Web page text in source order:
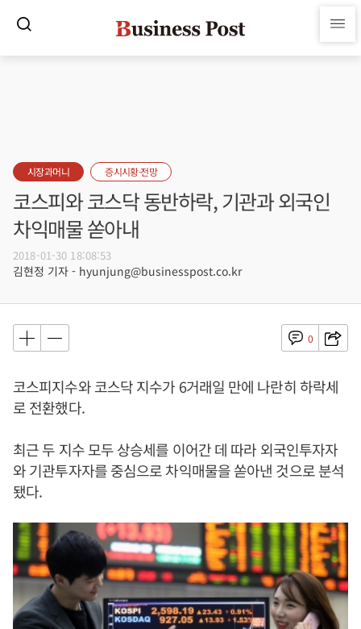
시장과머니 증시시황·전망
코스피와 코스닥 동반하락, 기관과 외국인
차익매물 쏟아내
2018-01-30 18:08:53
김현정 기자 - hyunjung@businesspost.co.kr
0
코스피지수와 코스닥 지수가 6거래일 만에 나란히 하락세
로 전환했다.
최근 두 지수 모두 상승세를 이어간 데 따라 외국인투자자
와 기관투자자를 중심으로 차익매물을 쏟아낸 것으로 분석
됐다.